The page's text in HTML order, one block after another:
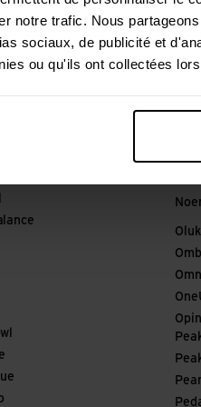
notre trafic. Nous
sociaux, de publicité et
ou qu'ils ont collectées
No